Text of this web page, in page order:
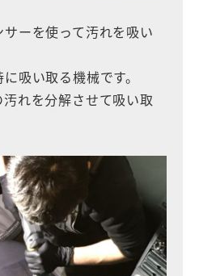
ーを使って汚れを吸い
吸い取る機械です。
れを分解させて吸い取